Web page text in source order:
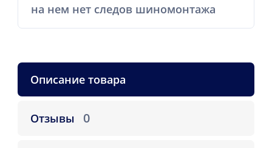
на нем нет следов шиномонтажа
Описание товара
Отзывы 0